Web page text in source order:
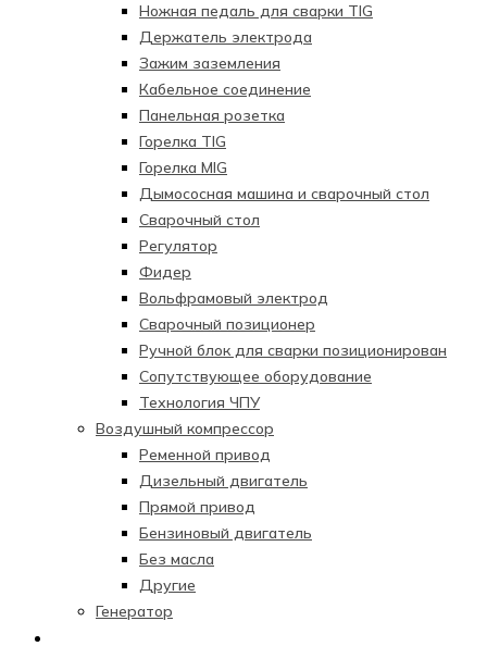
Ножная педаль для сварки TIG
Держатель электрода
Зажим заземления
Кабельное соединение
Панельная розетка
Горелка TIG
Горелка MIG
Дымососная машина и сварочный стол
Сварочный стол
Регулятор
Фидер
Вольфрамовый электрод
Сварочный позиционер
Ручной блок для сварки позиционирован
Сопутствующее оборудование
Технология ЧПУ
Воздушный компрессор
Ременной привод
Дизельный двигатель
Прямой привод
Бензиновый двигатель
Без масла
Другие
Генератор